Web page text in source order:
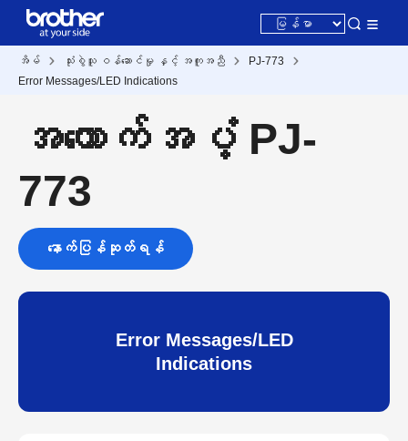
အိမ် သုံးစွဲသူ ဝန်ဆောင်မှု နှင့် အကူအညီ
PJ-773
Error Messages/LED Indications
အထောက်အပံ့ PJ-
773
နောက်ပြန်ဆုတ်ရန်
Error Messages/LED
Indications